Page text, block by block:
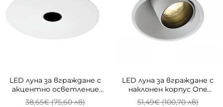
LED луна за вграждане с
акцентно осветление
Kai (3000K)
38,65€ (75,60 лв)
LED луна за вграждане с
наклонен корпус One
Light | 3000K | 11W
51,49€ (100,70 лв)